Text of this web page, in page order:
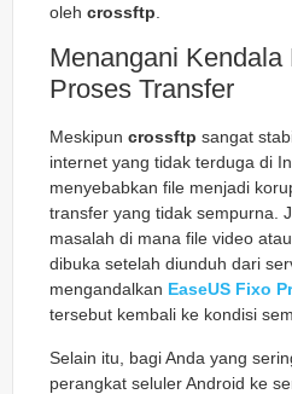
oleh crossftp
Menangani Kendala
Proses Transfer
Meskipun crossftp sangat
internet yang tidak terduga di
menyebabkan file menjadi
transfer yang tidak sempurna.
masalah di mana file video
dibuka setelah diunduh dari
mengandalkan EaseUS Fixo
tersebut kembali ke kondisi
Selain itu, bagi Anda yang
perangkat seluler Android ke